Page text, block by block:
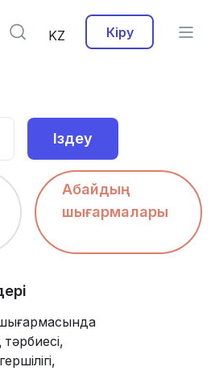
KZ Кіру
Іздеу
Абайдың
шығармалары